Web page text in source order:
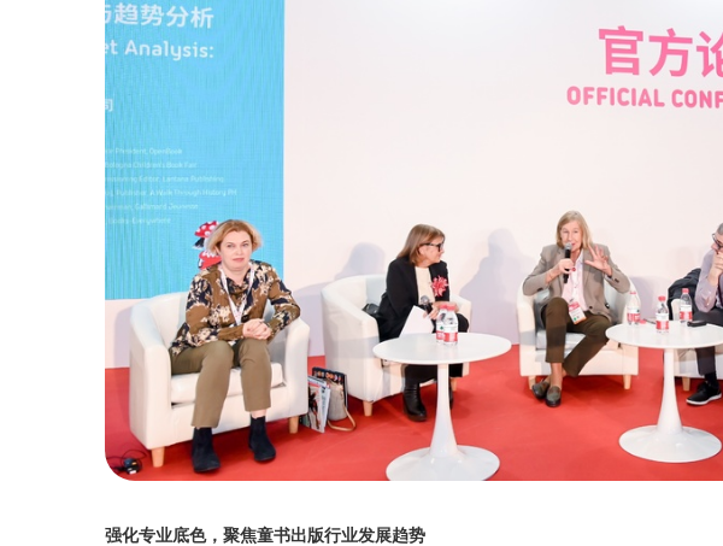
强化专业底色，聚焦童书出版行业发展趋势